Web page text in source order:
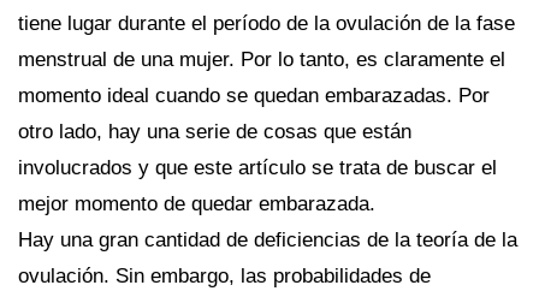
tiene lugar durante el período de la ovulación de la fase
menstrual de una mujer. Por lo tanto, es claramente el
momento ideal cuando se quedan embarazadas. Por
otro lado, hay una serie de cosas que están
involucrados y que este artículo se trata de buscar el
mejor momento de quedar embarazada.
Hay una gran cantidad de deficiencias de la teoría de la
ovulación. Sin embargo, las probabilidades de